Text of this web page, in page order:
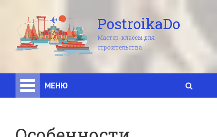
PostroikaDo
Мастер-классы для
строительства
МЕНЮ